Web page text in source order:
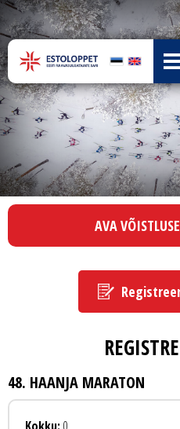
AVA
48. HAANJA MARATON